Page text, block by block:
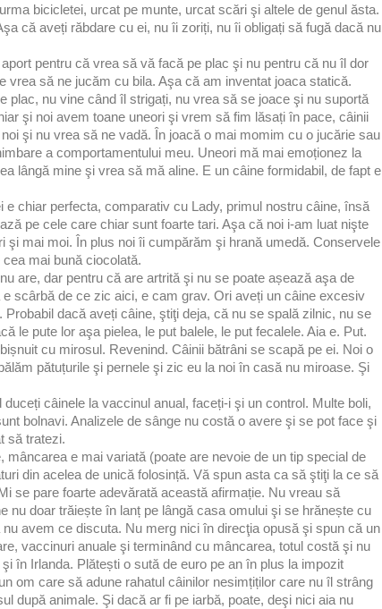
bicicletei, urcat pe munte, urcat scări şi altele de genul ăsta.
că aveți răbdare cu ei, nu îi zoriți, nu îi obligați să fugă dacă nu
pentru că vrea să vă facă pe plac şi nu pentru că nu îl dor
vrea să ne jucăm cu bila. Aşa că am inventat joaca statică.
plac, nu vine când îl strigați, nu vrea să se joace şi nu suportă
şi noi avem toane uneori şi vrem să fim lăsați în pace, câinii
şi nu vrea să ne vadă. În joacă o mai momim cu o jucărie sau
a comportamentului meu. Uneori mă mai emoționez la
lângă mine şi vrea să mă aline. E un câine formidabil, de fapt e
chiar perfecta, comparativ cu Lady, primul nostru câine, însă
pe cele care chiar sunt foarte tari. Aşa că noi i-am luat nişte
mai moi. În plus noi îi cumpărăm şi hrană umedă. Conservele
mai bună ciocolată.
are, dar pentru că are artrită şi nu se poate așează aşa de
scârbă de ce zic aici, e cam grav. Ori aveți un câine excesiv
dacă aveți câine, ştiţi deja, că nu se spală zilnic, nu se
le pute lor aşa pielea, le put balele, le put fecalele. Aia e. Put.
cu mirosul. Revenind. Câinii bătrâni se scapă pe ei. Noi o
pătuțurile şi pernele şi zic eu la noi în casă nu miroase. Şi
câinele la vaccinul anual, faceți-i şi un control. Multe boli,
bolnavi. Analizele de sânge nu costă o avere şi se pot face şi
să tratezi.
e mai variată (poate are nevoie de un tip special de
din acelea de unică folosință. Vă spun asta ca să ştiţi la ce să
se pare foarte adevărată această afirmație. Nu vreau să
nu doar trăiește în lanț pe lângă casa omului şi se hrănește cu
avem ce discuta. Nu merg nici în direcţia opusă şi spun că un
vaccinuri anuale şi terminând cu mâncarea, totul costă şi nu
în Irlanda. Plătești o sută de euro pe an în plus la impozit
om care să adune rahatul câinilor nesimțiților care nu îl strâng
după animale. Şi dacă ar fi pe iarbă, poate, deşi nici aia nu